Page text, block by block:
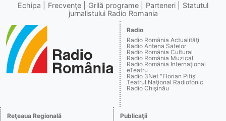
Echipa Frecvenţe Grilă programe Parteneri
Statutul
jurnalistului Radio Romania
Radio
Radio România Actualităţi
Radio Antena Satelor
Radio România Cultural
Radio România Muzical
Radio România Internaţional
eTeatru
Radio 3Net "Florian Pitiş"
Teatrul Naţional Radiofonic
Radio Chişinău
Reţeaua Regională
Publicaţii